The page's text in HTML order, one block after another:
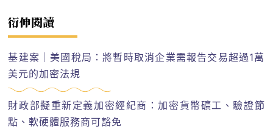
衍伸閱讀
基建案｜美國稅局：將暫時取消企業需報告交易超過1萬
美元的加密法規
財政部擬重新定義加密經紀商：加密貨幣礦工、驗證節
點、軟硬體服務商可豁免